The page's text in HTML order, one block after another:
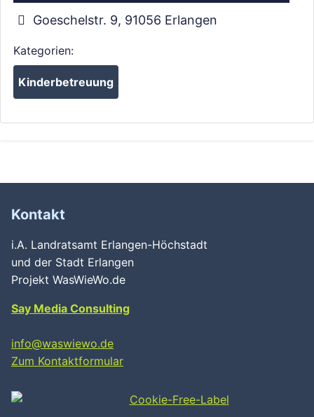
Goeschelstr. 9, 91056 Erlangen
Kategorien:
Kinderbetreuung
Kontakt
i.A. Landratsamt Erlangen-Höchstadt
und der Stadt Erlangen
Projekt WasWieWo.de
Say Media Consulting
info@waswiewo.de
Zum Kontaktformular